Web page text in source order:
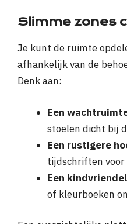
Slimme zones
Je kunt de ruimte
afhankelijk van de
Denk aan:
Een
stoelen dicht bij
Een rustigere
tijdschriften voor
Een
of kleurboeken